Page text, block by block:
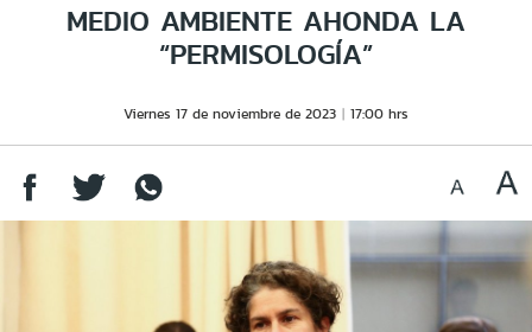
MEDIO AMBIENTE AHONDA LA
“PERMISOLOGÍA”
Viernes 17 de noviembre de 2023 17:00 hrs